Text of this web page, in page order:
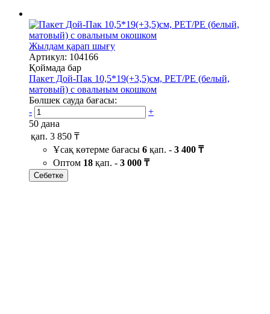
Жылдам қарап шығу
Артикул: 104166
Қоймада бар
Пакет Дой-Пак 10,5*19(+3,5)см, PET/PE (белый,
матовый) с овальным окошком
Бөлшек сауда бағасы:
-
+
50 дана
қап. 3 850 ₸
Ұсақ көтерме бағасы 6 қап. - 3 400 ₸
Оптом 18 қап. - 3 000 ₸
Себетке